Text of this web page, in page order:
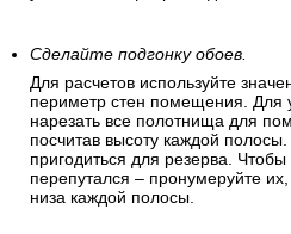
обозначающих расположение
для правильного совпадения
Учтите, что при использовании
вам потребуется запас рулонов
увеличит общий расход полос.
Сделайте подгонку обоев.
Для расчетов используйте